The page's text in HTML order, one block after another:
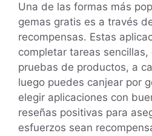
Una de las formas más
gemas gratis es a través
recompensas. Estas
completar tareas
pruebas de productos, a
luego puedes canjear por
elegir aplicaciones con
reseñas positivas para
esfuerzos sean